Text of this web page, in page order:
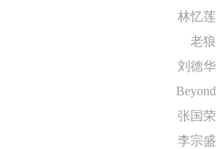
林忆莲
老狼
刘德华
Beyond
张国荣
李宗盛